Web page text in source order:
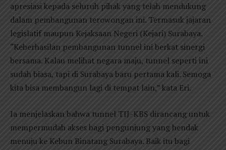
apresiasi kepada seluruh pihak yang telah mendukung
dalam pembangunan terowongan ini. Termasuk jajaran
legislatif maupun Kejaksaan Negeri (Kejari) Surabaya.
“Keberhasilan pembangunan tunnel ini berkat sinergi
bersama. Kalau melihat negara maju, tunnel seperti ini
sudah biasa, tapi di Surabaya baru pertama kali. Semoga
kita bisa membangun lagi di tempat lain,” kata Eri.
Ia menjelaskan bahwa tunnel TIJ-KBS dirancang untuk
mempermudah akses bagi pengunjung yang hendak
menuju ke Kebun Binatang Surabaya. Baik itu bagi